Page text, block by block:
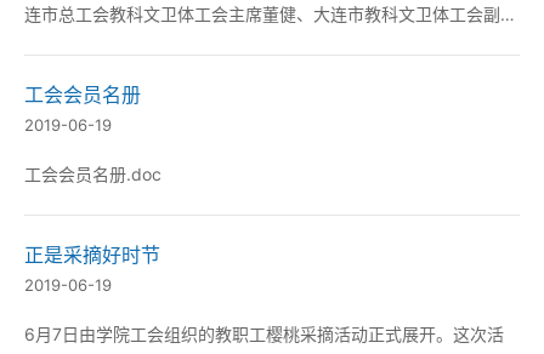
连市总工会教科文卫体工会主席董健、大连市教科文卫体工会副主
议。 工会副主席刘可对指导组一行表示了热...
工会会员名册
2019-06-19
工会会员名册.doc
正是采摘好时节
2019-06-19
6月7日由学院工会组织的教职工樱桃采摘活动正式展开。这次活